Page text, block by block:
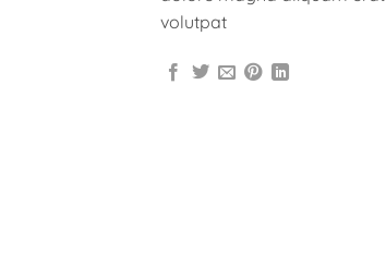
volutpat